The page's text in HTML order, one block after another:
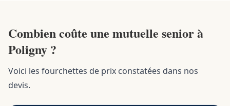
Combien coûte une mutuelle senior à
Poligny ?
Voici les fourchettes de prix constatées dans nos
devis.